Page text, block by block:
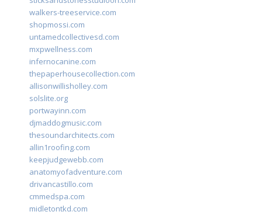
walkers-treeservice.com
shopmossi.com
untamedcollectivesd.com
mxpwellness.com
infernocanine.com
thepaperhousecollection.com
allisonwillisholley.com
solslite.org
portwayinn.com
djmaddogmusic.com
thesoundarchitects.com
allin1roofing.com
keepjudgewebb.com
anatomyofadventure.com
drivancastillo.com
cmmedspa.com
midletontkd.com